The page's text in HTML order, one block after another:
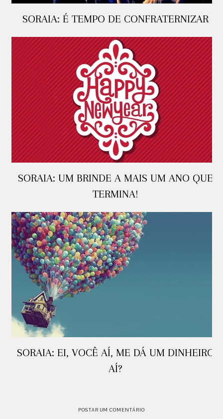
SORAIA: É TEMPO DE CONFRATERNIZAR
SORAIA: UM BRINDE A MAIS UM ANO QUE
TERMINA!
SORAIA: EI, VOCÊ AÍ, ME DÁ UM DINHEIRO
AÍ?
POSTAR UM COMENTÁRIO